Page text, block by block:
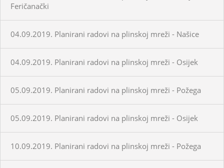
Feričanački
04.09.2019. Planirani radovi na plinskoj mreži - Našice
04.09.2019. Planirani radovi na plinskoj mreži - Osijek
05.09.2019. Planirani radovi na plinskoj mreži - Požega
05.09.2019. Planirani radovi na plinskoj mreži - Osijek
10.09.2019. Planirani radovi na plinskoj mreži - Požega